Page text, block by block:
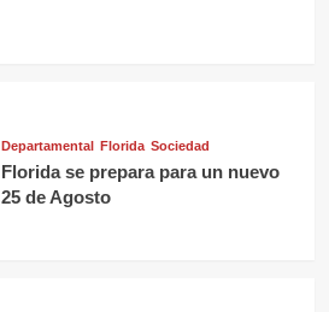
Departamental Florida Sociedad
Florida se prepara para un nuevo
25 de Agosto